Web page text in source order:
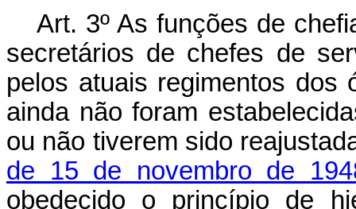
Art. 3º As funções de
secretários de chefes de
pelos atuais regimentos dos
ainda não foram
ou não tiverem sido
de 15 de novembro de
obedecido o princípio de